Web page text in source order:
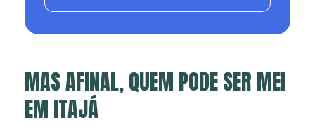
MAS AFINAL, QUEM PODE SER MEI
EM ITAJÁ